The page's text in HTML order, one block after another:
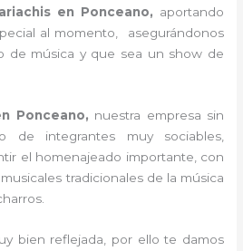
en Ponceano, aportando
al momento, asegurándonos
de música y que sea un show de
Ponceano, nuestra empresa sin
de integrantes muy sociables,
el homenajeado importante, con
tradicionales de la música
bien reflejada, por ello te damos